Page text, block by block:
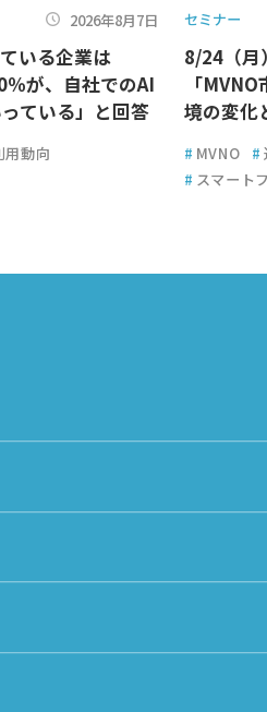
2026年8月7日
いる企業は
が、自社でのAI
ている」と回答
用動向
セミナー
8/24（月
「
境の変化
# MVNO #
# スマート